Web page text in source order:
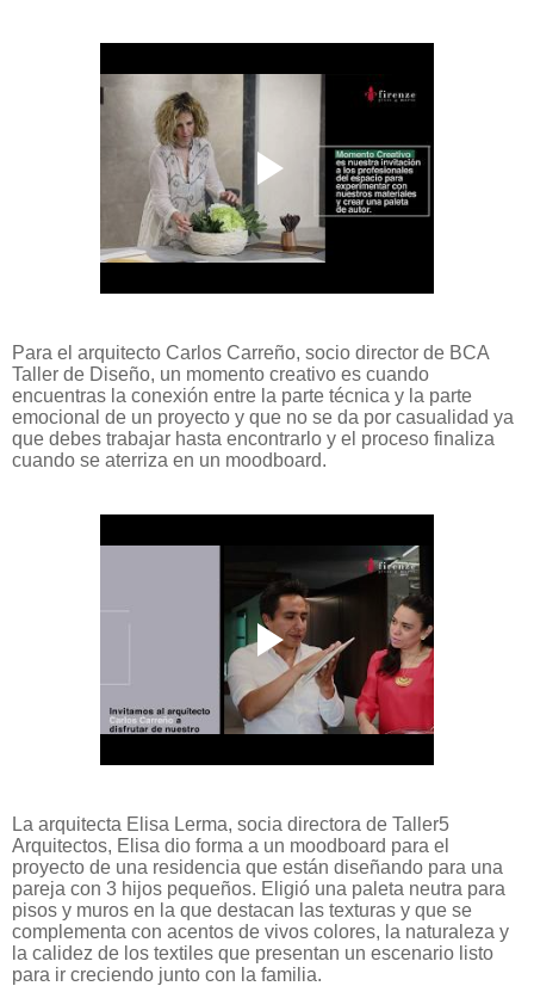
Para el arquitecto Carlos Carreño, socio director de BCA
Taller de Diseño, un momento creativo es cuando
encuentras la conexión entre la parte técnica y la parte
emocional de un proyecto y que no se da por casualidad ya
que debes trabajar hasta encontrarlo y el proceso finaliza
cuando se aterriza en un moodboard.
La arquitecta Elisa Lerma, socia directora de Taller5
Arquitectos, Elisa dio forma a un moodboard para el
proyecto de una residencia que están diseñando para una
pareja con 3 hijos pequeños. Eligió una paleta neutra para
pisos y muros en la que destacan las texturas y que se
complementa con acentos de vivos colores, la naturaleza y
la calidez de los textiles que presentan un escenario listo
para ir creciendo junto con la familia.